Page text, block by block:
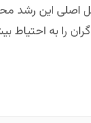
اصلی این
را به احتیاط